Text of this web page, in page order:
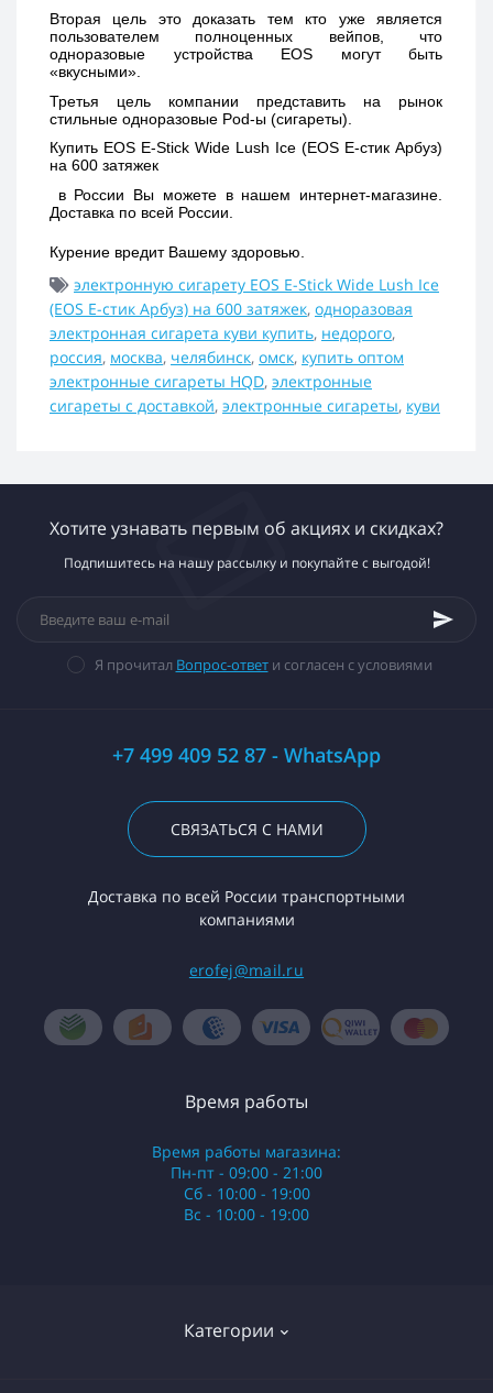
Вторая цель это доказать тем кто уже является
пользователем полноценных вейпов, что
одноразовые устройства EOS могут быть
«вкусными».
Третья цель компании представить на рынок
стильные одноразовые Pod-ы (сигареты).
Купить EOS E-Stick Wide Lush Ice (EOS Е-стик Арбуз)
на 600 затяжек
в России Вы можете в нашем интернет-магазине.
Доставка по всей России.
Курение вредит Вашему здоровью.
электронную сигарету EOS E-Stick Wide Lush Ice
(EOS Е-стик Арбуз) на 600 затяжек, одноразовая
электронная сигарета куви купить, недорого,
россия, москва, челябинск, омск, купить оптом
электронные сигареты HQD, электронные
сигареты с доставкой, электронные сигареты, куви
Хотите узнавать первым об акциях и скидках?
Подпишитесь на нашу рассылку и покупайте с выгодой!
Я прочитал Вопрос-ответи согласен с условиями
+7 499 409 52 87 - WhatsApp
СВЯЗАТЬСЯ С НАМИ
Доставка по всей России транспортными
компаниями
erofej@mail.ru
Категории
Время работы
Время работы магазина:
Пн-пт - 09:00 - 21:00
Сб - 10:00 - 19:00
Вс - 10:00 - 19:00